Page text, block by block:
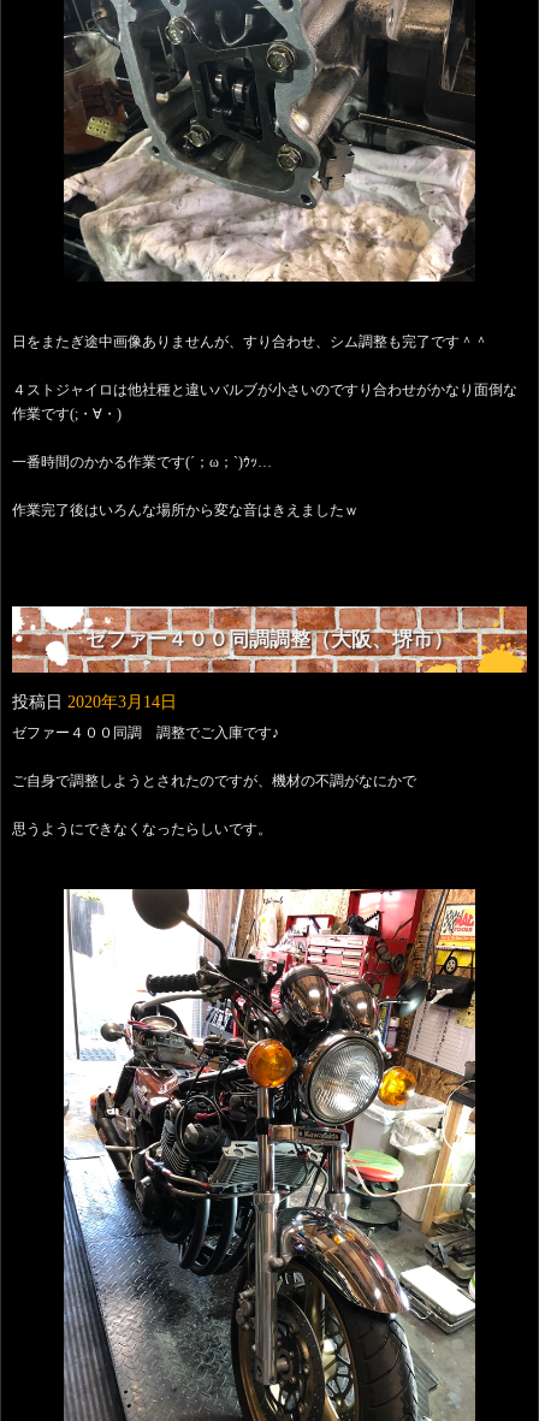
日をまたぎ途中画像ありませんが、すり合わせ、シム調整も完了です＾＾
４ストジャイロは他社種と違いバルブが小さいのですり合わせがかなり面倒な
作業です(;・∀・)
一番時間のかかる作業です(´；ω；`)ｳｯ…
作業完了後はいろんな場所から変な音はきえましたｗ
ゼファー４００同調調整（大阪、堺市）
投稿日 2020年3月14日
ゼファー４００同調 調整でご入庫です♪
ご自身で調整しようとされたのですが、機材の不調がなにかで
思うようにできなくなったらしいです。